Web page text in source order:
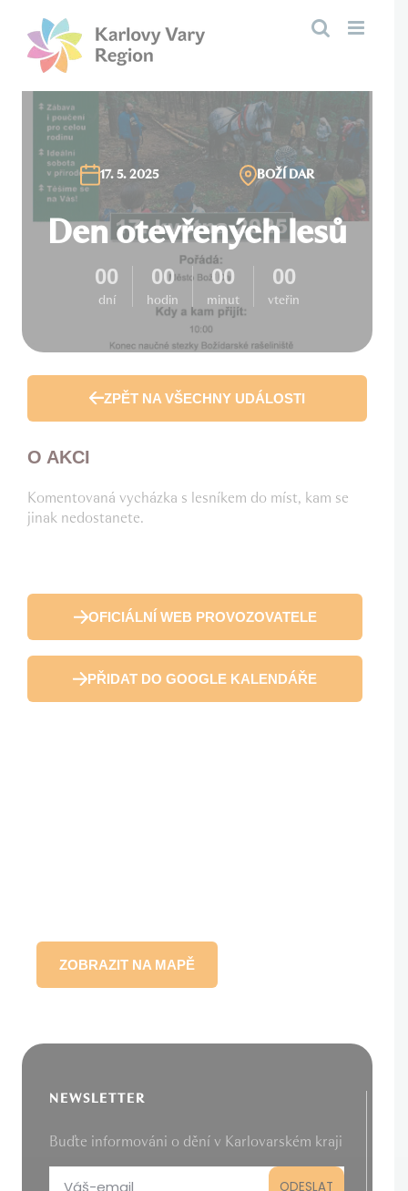
obsah
17. 5. 2025 BOŽÍ DAR
Den otevřených lesů
00
dní
00
hodin
00
minut
00
vteřin
ZPĚT NA VŠECHNY UDÁLOSTI
ZOBRAZIT NA MAPĚ
O AKCI
Komentovaná vycházka s lesníkem do míst, kam se
jinak nedostanete.
OFICIÁLNÍ WEB PROVOZOVATELE
PŘIDAT DO GOOGLE KALENDÁŘE
NEWSLETTER
Buďte informováni o dění v Karlovarském kraji